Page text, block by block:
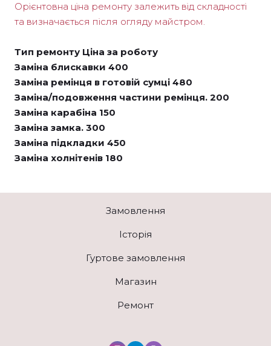
Орієнтовна ціна ремонту залежить від складності
та визначається після огляду майстром.
Тип ремонту Ціна за роботу
Заміна блискавки 400
Заміна ремінця в готовій сумці 480
Заміна/подовження частини ремінця. 200
Заміна карабіна 150
Заміна замка. 300
Заміна підкладки 450
Заміна холнітенів 180
Замовлення
Історія
Гуртове замовлення
Магазин
Ремонт